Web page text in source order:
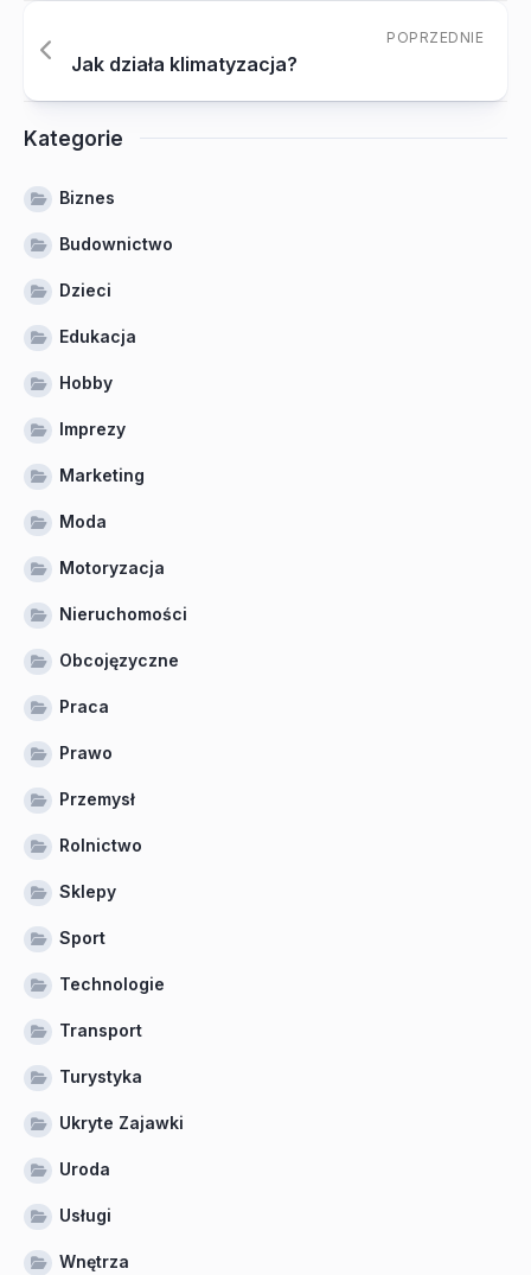
POPRZEDNIE
Jak działa klimatyzacja?
Kategorie
Biznes
Budownictwo
Dzieci
Edukacja
Hobby
Imprezy
Marketing
Moda
Motoryzacja
Nieruchomości
Obcojęzyczne
Praca
Prawo
Przemysł
Rolnictwo
Sklepy
Sport
Technologie
Transport
Turystyka
Ukryte Zajawki
Uroda
Usługi
Wnętrza